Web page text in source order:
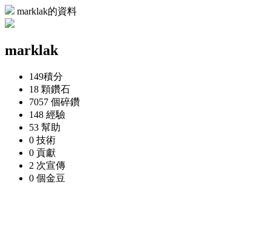
marklak的資料
marklak
149積分
18 顆鑽石
7057 個碎鑽
148 經驗
53 幫助
0 技術
0 貢獻
2 次宣傳
0 個金豆